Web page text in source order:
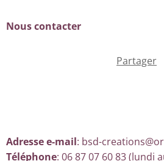
Nous contacter
Partager
Adresse e-mail: bsd-
Téléphone: 06 87 07 60 83 (lundi